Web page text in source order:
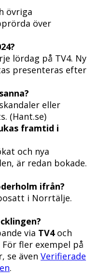
övriga
över
lördag på TV4. Ny
presenteras efter
eller
(Hant.se)
framtid i
och nya
är redan bokade.
ifrån?
i Norrtälje.
via TV4och
fler exempel på
se även Verifierade
.